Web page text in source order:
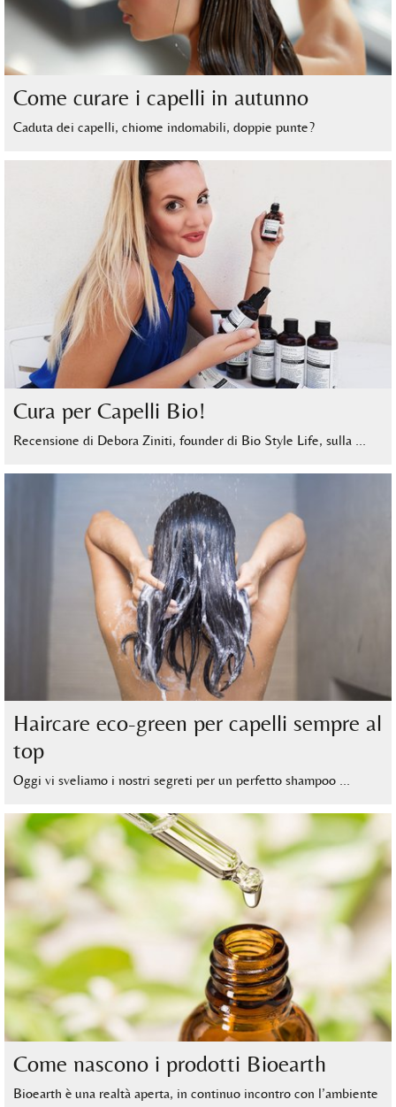
Come curare i capelli in autunno
Caduta dei capelli, chiome indomabili, doppie punte?
Cura per Capelli Bio!
Recensione di Debora Ziniti, founder di Bio Style Life, sulla …
Haircare eco-green per capelli sempre al
top
Oggi vi sveliamo i nostri segreti per un perfetto shampoo …
Come nascono i prodotti Bioearth
Bioearth è una realtà aperta, in continuo incontro con l’ambiente